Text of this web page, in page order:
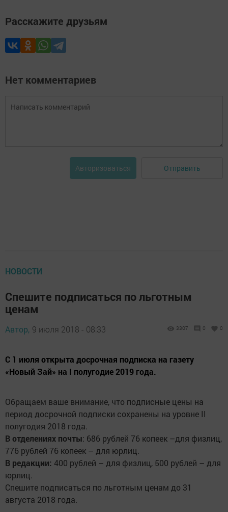
Расскажите друзьям
Нет комментариев
Авторизоваться Отправить
НОВОСТИ
Спешите подписаться по льготным
ценам
Автор, 9 июля 2018 - 08:33 3307 0 0
С 1 июля открыта досрочная подписка на газету
«Новый Зай» на I полугодие 2019 года.
Обращаем ваше внимание, что подписные цены на
период досрочной подписки сохранены на уровне II
полугодия 2018 года.
В отделениях почты: 686 рублей 76 копеек –для физлиц,
776 рублей 76 копеек – для юрлиц.
В редакции: 400 рублей – для физлиц, 500 рублей – для
юрлиц.
Спешите подписаться по льготным ценам до 31
августа 2018 года.